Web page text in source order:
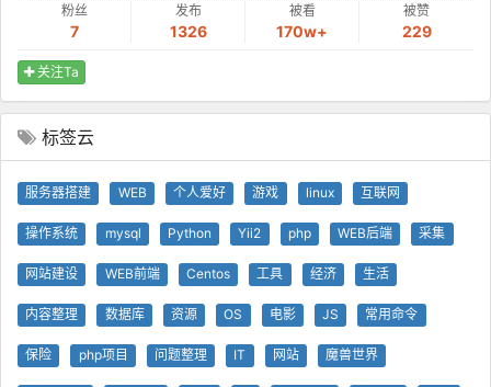
粉丝
7
发布
1326
被看
170w+
被赞
229
关注Ta
标签云
服务器搭建 WEB 个人爱好 游戏 linux 互联网
操作系统 mysql Python Yii2 php WEB后端 采集
网站建设 WEB前端 Centos 工具 经济 生活
内容整理 数据库 资源 OS 电影 JS 常用命令
保险 php项目 问题整理 IT 网站 魔兽世界